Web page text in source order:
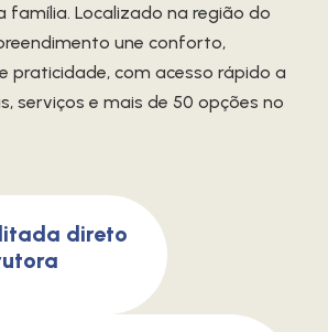
família. Localizado na região do
une conforto,
praticidade, com acesso rápido a
serviços e mais de 50 opções no
direto